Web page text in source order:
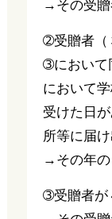
→その受贈
➁受贈者（
➂において
において
受けた日
所等に届
→その年の
➂受贈者が